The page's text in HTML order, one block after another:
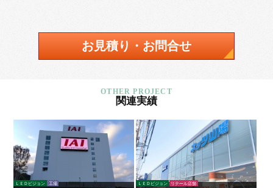
お見積り・お問合せ
関連実績
ＬＥＤビジョン 工場 ＬＥＤビジョン リテール店舗